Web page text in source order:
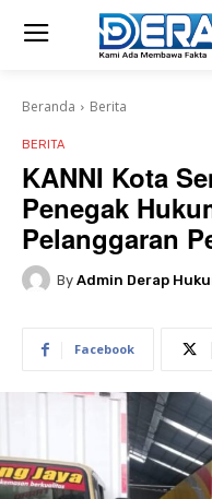
Beranda Berita
BERITA
KANNI Kota
Penegak
Pelanggaran
By Admin Derap
Facebook